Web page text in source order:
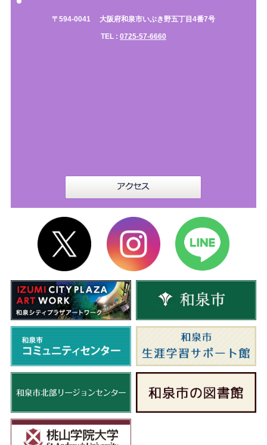
〒594-0041 大阪府和泉市いぶき野五丁目4番7号
TEL : 0725-57-6660